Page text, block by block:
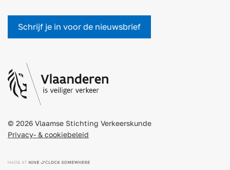
Schrijf je in voor de nieuwsbrief
© 2026 Vlaamse Stichting Verkeerskunde
Privacy- & cookiebeleid